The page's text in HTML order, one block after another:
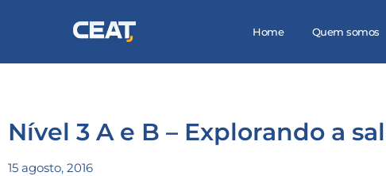
Home Quem somos
Nível 3 A e B – Explorando a
15 agosto, 2016